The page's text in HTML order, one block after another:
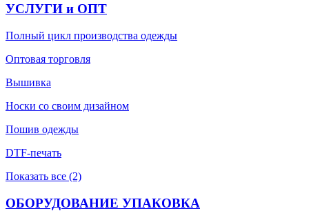
УСЛУГИ и ОПТ
Полный цикл производства одежды
Оптовая торговля
Вышивка
Носки со своим дизайном
Пошив одежды
DTF-печать
Показать все (2)
ОБОРУДОВАНИЕ УПАКОВКА